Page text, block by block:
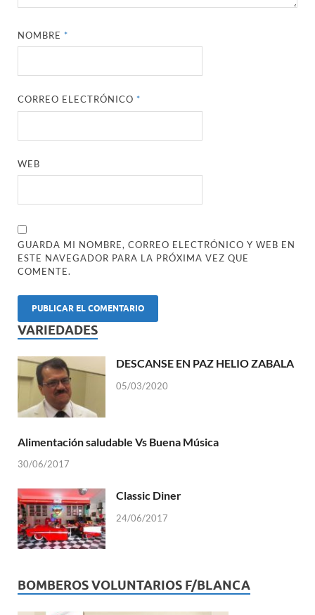
NOMBRE*
CORREO ELECTRÓNICO*
WEB
GUARDA MI NOMBRE, CORREO ELECTRÓNICO Y WEB EN
ESTE NAVEGADOR PARA LA PRÓXIMA VEZ QUE
COMENTE.
VARIEDADES
DESCANSE EN PAZ HELIO ZABALA
05/03/2020
Alimentación saludable Vs Buena Música
30/06/2017
Classic Diner
24/06/2017
BOMBEROS VOLUNTARIOS F/BLANCA